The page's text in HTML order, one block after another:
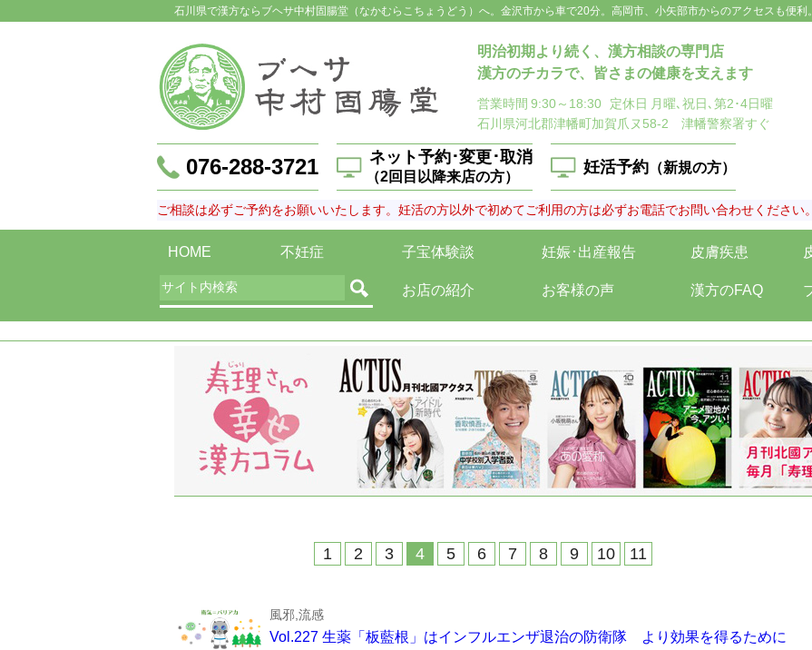
石川県で漢方ならブヘサ中村固腸堂（なかむらこちょうどう）へ。金沢市から車で20分。高岡市、小矢部市からのアクセスも便利。
明治初期より続く、漢方相談の専門店
漢方のチカラで、皆さまの健康を支えます
営業時間 9:30～18:30 定休日 月曜､祝日､第2･4日曜
石川県河北郡津幡町加賀爪ヌ58-2 津幡警察署すぐ
076-288-3721 ネット予約･変更･取消
（2回目以降来店の方）
妊活予約 （新規の方）
ご相談は必ずご予約をお願いいたします。妊活の方以外で初めてご利用の方は必ずお電話でお問い合わせください。
HOME 不妊症 子宝体験談 妊娠･出産報告 皮膚疾患
お店の紹介 お客様の声 漢方のFAQ
1 2 3 4 5 6 7 8 9 10 11
風邪,流感
Vol.227 生薬「板藍根」はインフルエンザ退治の防衛隊 より効果を得るために